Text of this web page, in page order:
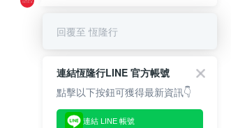
回覆至 恆隆行
連結恆隆行LINE 官方帳號
點擊以下按鈕可獲得最新資訊👇
連結 LINE 帳號